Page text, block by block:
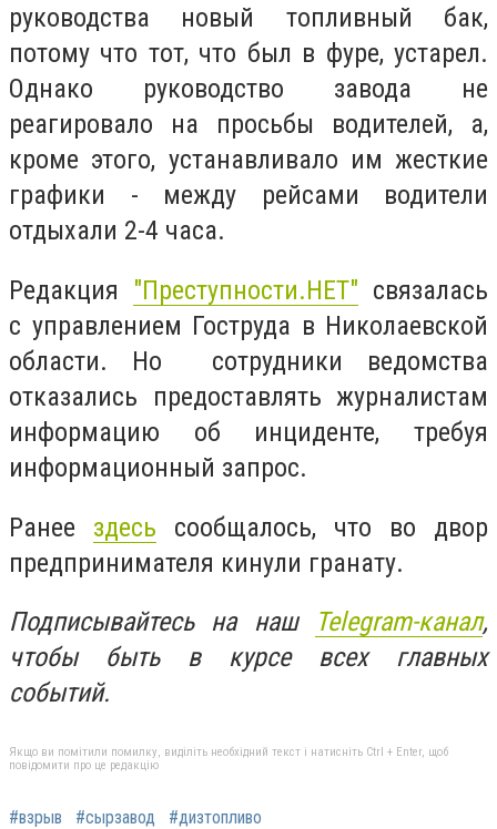
руководства новый топливный бак,
потому что тот, что был в фуре, устарел.
Однако руководство завода не
реагировало на просьбы водителей, а,
кроме этого, устанавливало им жесткие
графики - между рейсами водители
отдыхали 2-4 часа.
Редакция "Преступности.НЕТ" связалась
с управлением Гоструда в Николаевской
области. Но сотрудники ведомства
отказались предоставлять журналистам
информацию об инциденте, требуя
информационный запрос.
Ранее здесь сообщалось, что во двор
предпринимателя кинули гранату.
Подписывайтесь на наш
Telegram-канал,
чтобы быть в курсе всех главных
событий.
Якщо ви помітили помилку, виділіть необхідний текст і натисніть Ctrl + Enter, щоб
повідомити про це редакцію
#взрыв #сырзавод #дизтопливо